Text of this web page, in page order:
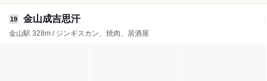
19 金山成吉思汗
金山駅 328m / ジンギスカン、焼肉、居酒屋